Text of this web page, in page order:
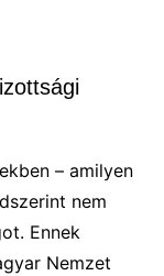
– amilyen
nem
Ennek
Nemzet